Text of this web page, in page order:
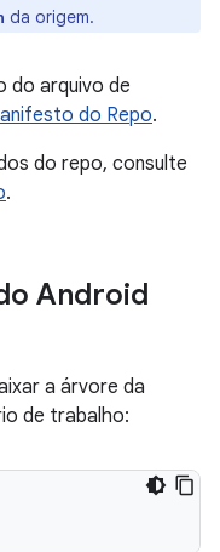
da origem.
do arquivo de
do Repo.
do repo, consulte
.
Android
a árvore da
de trabalho: